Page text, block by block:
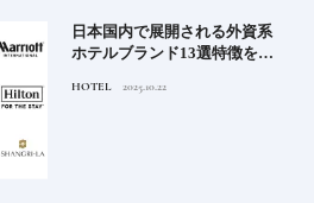
日本国内で展開される外資系
ホテルブランド13選特徴を知
満喫｜ホテルブランド大解剖
HOTEL 2025.10.22